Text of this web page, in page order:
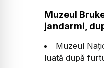
Muzeul
jandarmi,
Muzeul
luată după